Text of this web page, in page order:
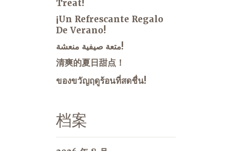
Treat!
¡Un Refrescante Regalo
De Verano!
متعة صيفية منعشة!
清爽的夏日甜点！
ของขวัญฤดูร้อนที่สดชื่น!
档案